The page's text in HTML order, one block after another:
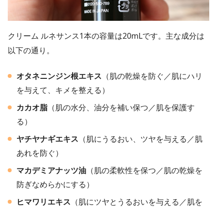
クリーム ルネサンス1本の容量は20mLです。主な成分は
以下の通り。
オタネニンジン根エキス （肌の乾燥を防ぐ／肌にハリ
を与えて、キメを整える）
カカオ脂 （肌の水分、油分を補い保つ／肌を保護す
る）
ヤチヤナギエキス （肌にうるおい、ツヤを与える／肌
あれを防ぐ）
マカデミアナッツ油 （肌の柔軟性を保つ／肌の乾燥を
防ぎなめらかにする）
ヒマワリエキス （肌にツヤとうるおいを与える／肌を